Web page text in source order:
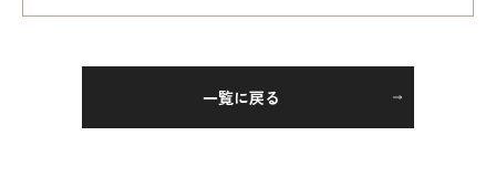
一覧に戻る